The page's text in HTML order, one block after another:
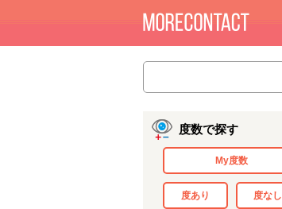
度数で探す
My度数
度あり 度なし